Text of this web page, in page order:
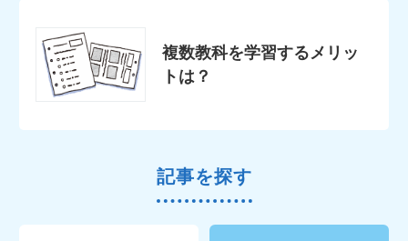
複数教科を学習するメリッ
トは？
記事を探す